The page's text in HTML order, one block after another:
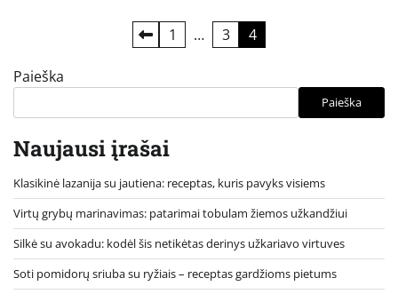
puslapiavimas
1 … 3 4
Paieška
Paieška
Naujausi įrašai
Klasikinė lazanija su jautiena: receptas, kuris pavyks visiems
Virtų grybų marinavimas: patarimai tobulam žiemos užkandžiui
Silkė su avokadu: kodėl šis netikėtas derinys užkariavo virtuves
Soti pomidorų sriuba su ryžiais – receptas gardžioms pietums